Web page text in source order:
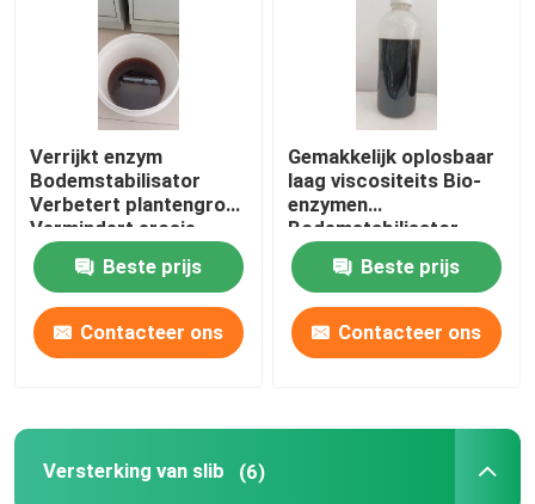
Verrijkt enzym
Bodemstabilisator
Verbetert plantengroei
Vermindert erosie
PH7.0-9.0
Beste prijs
Contacteer ons
Gemakkelijk oplosbaar
laag viscositeits Bio-
enzymen
Bodemstabilisator
Verbetert de bodem op
alle soorten
oppervlakken
Beste prijs
Contacteer ons
Versterking van slib (6)